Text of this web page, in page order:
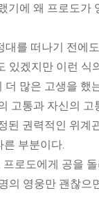
기에 왜 프로도
를 떠나기 전에
있겠지만 이런
많은 고생을
고통과 자신의
된 권력적인 위
부분이다.
로도에게 공을
의 영웅만 괜찮으